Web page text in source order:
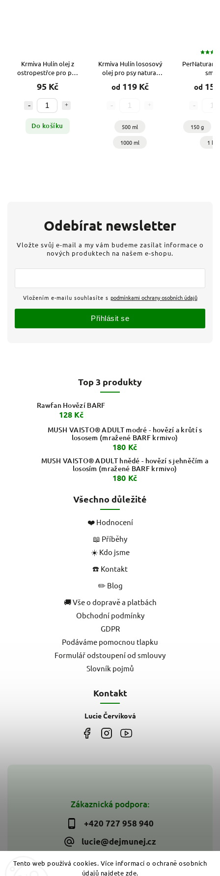
Tento web používá cookies. Více informací o ochraně osobních
údajů najdete zde.
Krmiva Hulín olej z
ostropestřce pro psy
500 ml
95 Kč
Do košíku
Krmiva Hulín lososový
olej pro psy natural
od 119 Kč
500 ml
1000 ml
PerNaturam
směs
od
150 g
1 kg
Zákaznická podpora:
+420 727 958 940
lucie@dejmunej.cz
Top 3 produkty
Rawfan Hovězí BARF
128 Kč
MUSH VAISTO® ADULT modré - hovězí a krůtí s
lososem (mražené BARF krmivo)
180 Kč
MUSH VAISTO® ADULT hnědé - hovězí s jehněčím a
lososím (mražené BARF krmivo)
180 Kč
Všechno důležité
❤️ Hodnocení
📖 Příběhy
☀️ Kdo jsme
☎️ Kontakt
✏️ Blog
🚚 Vše o dopravě a platbách
Obchodní podmínky
GDPR
Podáváme pomocnou tlapku
Formulář odstoupení od smlouvy
Slovník pojmů
Kontakt
Lucie Červíková
Odebírat newsletter
Vložte svůj e-mail a my vám budeme zasílat informace o
nových produktech na našem e-shopu.
Vložením e-mailu souhlasíte s podmínkami ochrany osobních údajů
Přihlásit se